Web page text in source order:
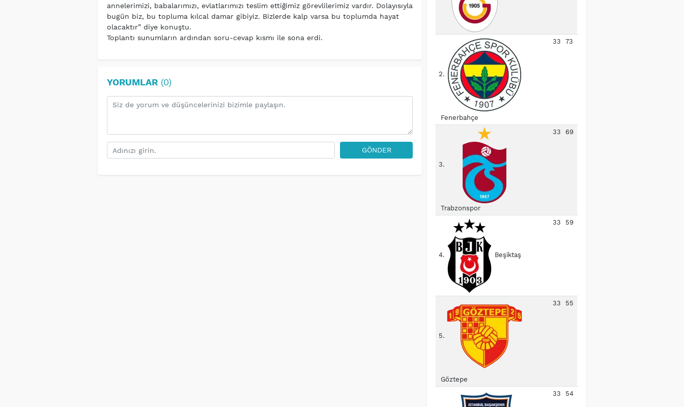
annelerimizi, babalarımızı, evlatlarımızı teslim ettiğimiz görevlilerimiz vardır. Dolayısıyla
bugün biz, bu topluma kılcal damar gibiyiz. Bizlerde kalp varsa bu toplumda hayat
olacaktır” diye konuştu.
Toplantı sunumların ardından soru-cevap kısmı ile sona erdi.
YORUMLAR(0)
GÖNDER
2.
Fenerbahçe
33 73
3.
Trabzonspor
33 69
4. Beşiktaş
33 59
5.
Göztepe
33 55
33 54